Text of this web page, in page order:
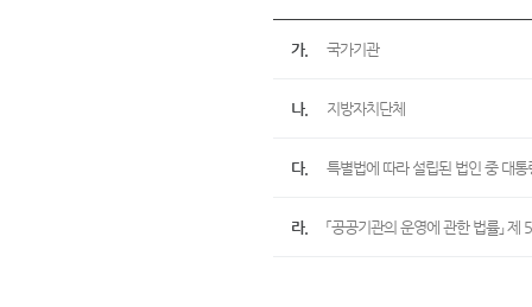
가. 국가기관
나. 지방자치단체
다. 특별법에 따라 설립된 법인 중 대
라. 「공공기관의 운영에 관한 법률」